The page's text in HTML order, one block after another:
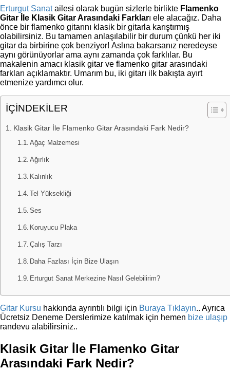
Erturgut Sanatailesi olarak bugün sizlerle birlikte Flamenko
Gitar İle Klasik Gitar Arasındaki Farkları ele alacağız. Daha
önce bir flamenko gitarını klasik bir gitarla karıştırmış
olabilirsiniz. Bu tamamen anlaşılabilir bir durum çünkü her iki
gitar da birbirine çok benziyor! Aslına bakarsanız neredeyse
aynı görünüyorlar ama aynı zamanda çok farklılar. Bu
makalenin amacı klasik gitar ve flamenko gitar arasındaki
farkları açıklamaktır. Umarım bu, iki gitarı ilk bakışta ayırt
etmenize yardımcı olur.
İÇİNDEKİLER
Klasik Gitar İle Flamenko Gitar Arasındaki Fark Nedir?
Ağaç Malzemesi
Ağırlık
Kalınlık
Tel Yüksekliği
Ses
Koruyucu Plaka
Çalış Tarzı
Daha Fazlası İçin Bize Ulaşın
Erturgut Sanat Merkezine Nasıl Gelebilirim?
Gitar Kursu hakkında ayrıntılı bilgi için Buraya Tıklayın.. Ayrıca
Ücretsiz Deneme Derslerimize katılmak için hemen bize ulaşıp
randevu alabilirsiniz..
Klasik Gitar İle Flamenko Gitar
Arasındaki Fark Nedir?